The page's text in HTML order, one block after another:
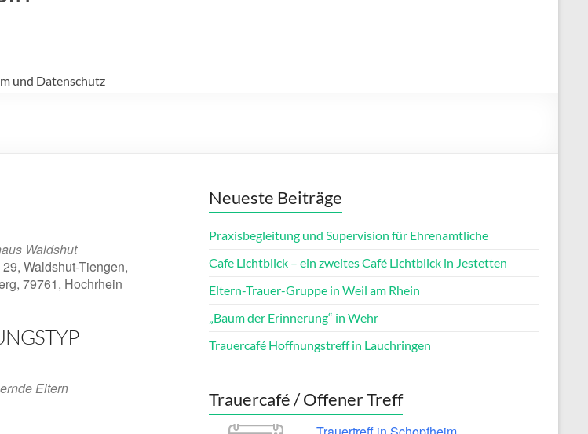
und Datenschutz
iCalendar Office 365
Waldshut
Waldshut-Tiengen,
79761, Hochrhein
Eltern
Neueste Beiträge
Praxisbegleitung und Supervision für Ehrenamtliche
Cafe Lichtblick – ein zweites Café Lichtblick in Jestetten
Eltern-Trauer-Gruppe in Weil am Rhein
„Baum der Erinnerung“ in Wehr
Trauercafé Hoffnungstreff in Lauchringen
Trauercafé / Offener Treff